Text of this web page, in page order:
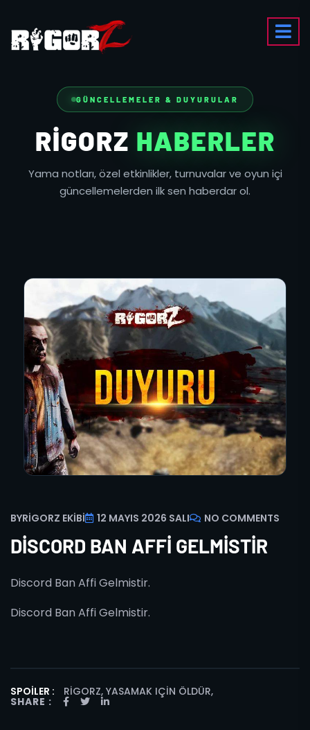
GÜNCELLEMELER & DUYURULAR
RIGORZ HABERLER
Yama notları, özel etkinlikler, turnuvalar ve oyun içi
güncellemelerden ilk sen haberdar ol.
BYRIGORZ EKIBI 12 MAYIS 2026 SALI NO COMMENTS
DISCORD BAN AFFI GELMISTIR
Discord Ban Affi Gelmistir.
Discord Ban Affi Gelmistir.
SPOILER : RIGORZ, YASAMAK IÇIN ÖLDÜR,
SHARE :